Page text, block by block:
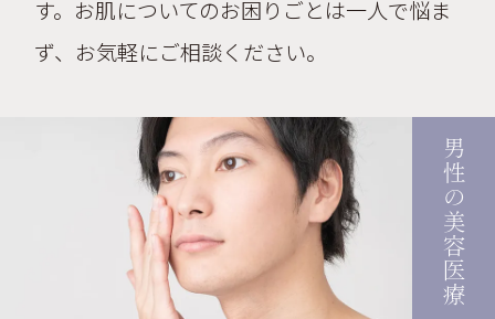
す。お肌についてのお困りごとは一人で悩ま
ず、お気軽にご相談ください。
男性の美容医療